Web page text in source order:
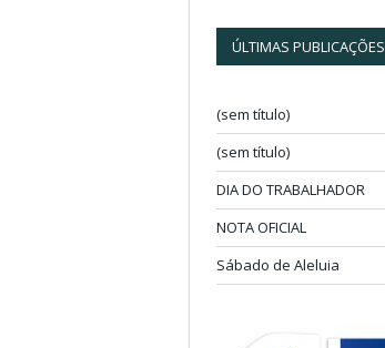
ÚLTIMAS PUBLICAÇÕES
(sem título)
(sem título)
DIA DO TRABALHADOR
NOTA OFICIAL
Sábado de Aleluia